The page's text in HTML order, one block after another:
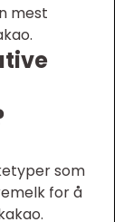
mest
som
for å